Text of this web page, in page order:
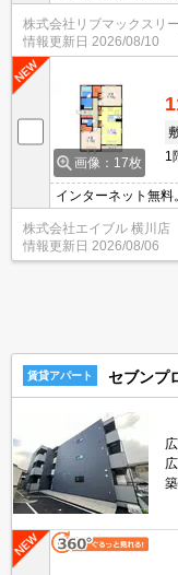
無料☆オートロック
宅配BOXあり☆追い
的♪近くにスーパー
株式会社リブマックスリ
情報更新日 2026/08/10
画像：17枚
1
インターネット無料
クスあり。
株式会社エイブル 横川店
情報更新日 2026/08/06
賃貸アパート セブンプ